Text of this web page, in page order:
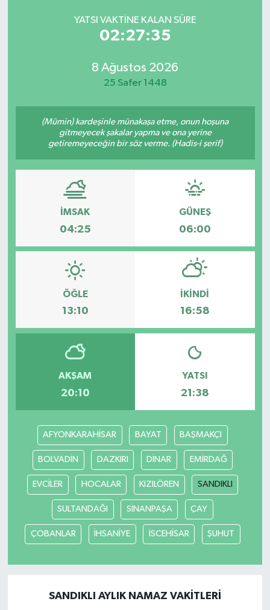
YATSI VAKTINE KALAN SÜRE
02:27:35
8 Ağustos 2026
25 Safer 1448
(Mümin) kardeşinle münakaşa etme, onun hoşuna
gitmeyecek şakalar yapma ve ona yerine
getiremeyeceğin bir söz verme. (Hadis-i şerif)
İMSAK
04:25
GÜNEŞ
06:00
ÖĞLE
13:10
İKINDI
16:58
AKŞAM
20:10
YATSI
21:38
AFYONKARAHİSAR BAYAT BAŞMAKÇI
BOLVADİN DAZKIRI DİNAR EMİRDAĞ
EVCİLER HOCALAR KIZILÖREN SANDIKLI
SULTANDAĞI SİNANPAŞA ÇAY
ÇOBANLAR İHSANİYE İSCEHİSAR ŞUHUT
SANDIKLI AYLIK NAMAZ VAKITLERI